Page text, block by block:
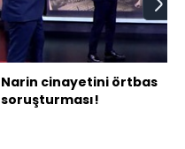
Narin cinayetini örtbas
soruşturması!